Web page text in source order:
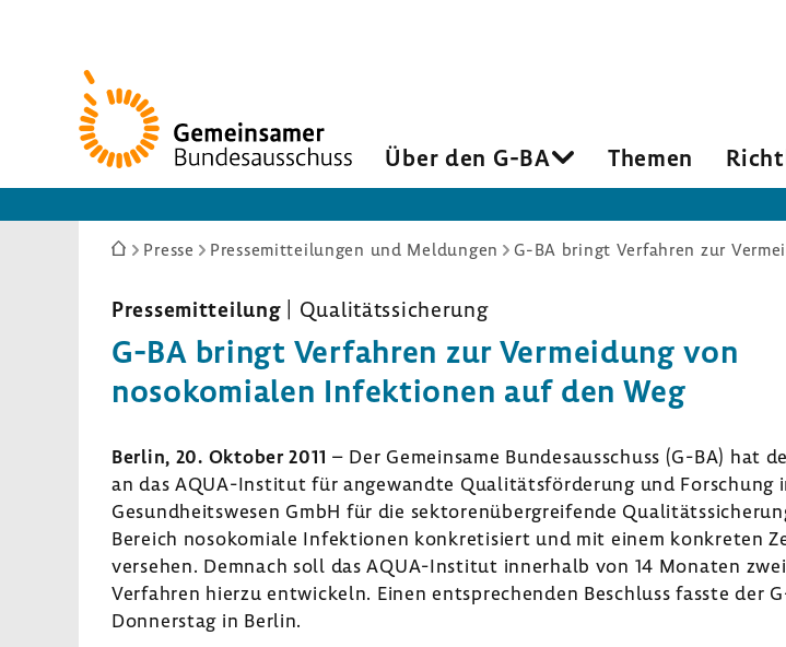
Zur
Startseite
Über den G-BA Themen
Sie
hier:
Presse Pressemitteilungen und Meldungen G-BA bringt Verfahren zur
Pressemitteilung | Qualitätssicherung
G-BA bringt Verfahren zur Vermeidung von
nosokomialen Infektionen auf den Weg
Berlin, 20. Oktober 2011 – Der Gemeinsame Bundesausschuss (G-BA) hat
an das AQUA-Institut für angewandte Qualitätsförderung und Forschung
Gesundheitswesen GmbH für die sektorenübergreifende
Bereich nosokomiale Infektionen konkretisiert und mit einem konkreten
versehen. Demnach soll das AQUA-Institut innerhalb von 14 Monaten zwei
Verfahren hierzu entwickeln. Einen entsprechenden Beschluss fasste der
Donnerstag in Berlin.